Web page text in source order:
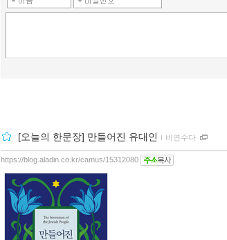
[오늘의 한문장] 만들어진 유대인 ｌ 비연수다
https://blog.aladin.co.kr/camus/15312080